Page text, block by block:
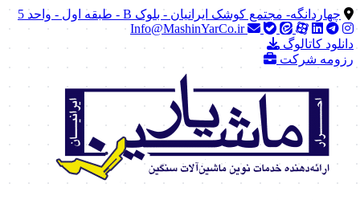
چهاردانگه- مجتمع کوشک ایرانیان - بلوک B - طبقه اول - واحد 5
Info@MashinYarCo.ir
دانلود کاتالوگ
رزومه شرکت